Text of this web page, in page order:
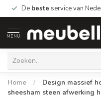
De beste service van
MENU
Home /
Design massief
sheesham steen afwerking